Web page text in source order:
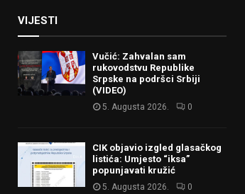
VIJESTI
Vučić: Zahvalan sam
rukovodstvu Republike
Srpske na podršci Srbiji
(VIDEO)
5. Augusta 2026. 0
CIK objavio izgled glasačkog
listića: Umjesto “iksa”
popunjavati kružić
5. Augusta 2026. 0